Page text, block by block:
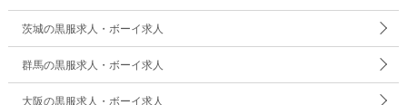
茨城の黒服求人・ボーイ求人
群馬の黒服求人・ボーイ求人
大阪の黒服求人・ボーイ求人